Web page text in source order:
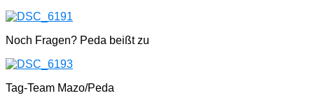
Noch Fragen? Peda beißt zu
Tag-Team Mazo/Peda